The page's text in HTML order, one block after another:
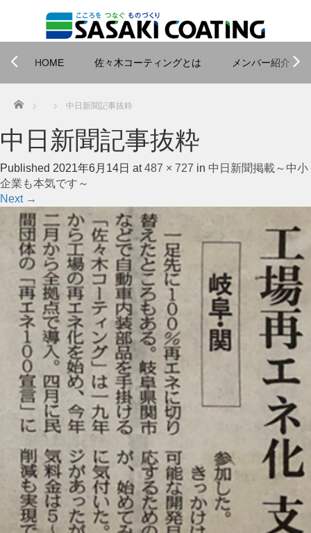
HOME 佐々木コーティングとは メンバー紹介
Home 中日新聞記事抜粋
中日新聞記事抜粋
Published 2021年6月14日 at487 × 727 in 中日新聞掲載～中小
企業も本気です～
Next →